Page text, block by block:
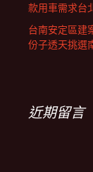
款用車需求台
台南安定區建
份子透天挑選
近期留言